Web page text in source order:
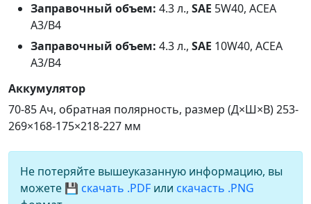
Заправочный объем: 4.3 л., SAE 5W40, ACEA
A3/B4
Заправочный объем: 4.3 л., SAE 10W40, ACEA
A3/B4
Аккумулятор
70-85 Ач, обратная полярность, размер (Д×Ш×В) 253-
269×168-175×218-227 мм
Не потеряйте вышеуказанную информацию, вы
можете 💾 скачать .PDF или скачасть .PNG